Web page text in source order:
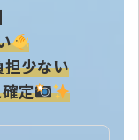
担少ない
定